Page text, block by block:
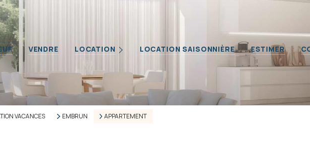
VENDRE LOCATION
Propriétaires
Immobilier Professionnel
LOCATION SAISONNIÈRE ESTIMER
VACANCES EMBRUN APPARTEMENT